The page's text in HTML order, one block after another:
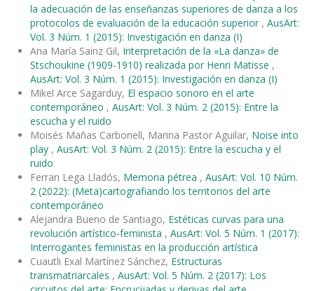
la adecuación de las enseñanzas superiores de danza a los
protocolos de evaluación de la educación superior , AusArt:
Vol. 3 Núm. 1 (2015): Investigación en danza (I)
Ana María Sainz Gil, Interpretación de la «La danza» de
Stschoukine (1909-1910) realizada por Henri Matisse ,
AusArt: Vol. 3 Núm. 1 (2015): Investigación en danza (I)
Mikel Arce Sagarduy, El espacio sonoro en el arte
contemporáneo , AusArt: Vol. 3 Núm. 2 (2015): Entre la
escucha y el ruido
Moisés Mañas Carbonell, Marina Pastor Aguilar, Noise into
play , AusArt: Vol. 3 Núm. 2 (2015): Entre la escucha y el
ruido
Ferran Lega Lladós, Memoria pétrea , AusArt: Vol. 10 Núm.
2 (2022): (Meta)cartografiando los territorios del arte
contemporáneo
Alejandra Bueno de Santiago, Estéticas curvas para una
revolución artístico-feminista , AusArt: Vol. 5 Núm. 1 (2017):
Interrogantes feministas en la producción artística
Cuautli Exal Martínez Sánchez, Estructuras
transmatriarcales , AusArt: Vol. 5 Núm. 2 (2017): Los